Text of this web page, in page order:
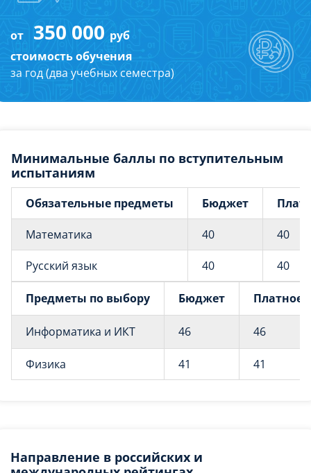
от 350 000 руб
стоимость обучения
за год (два учебных семестра)
Минимальные баллы по вступительным
испытаниям
Обязательные предметы Бюджет
Математика 40 40
Русский язык 40 40
Предметы по выбору Бюджет Платное
Информатика и ИКТ 46 46
Физика 41 41
Направление в российских и